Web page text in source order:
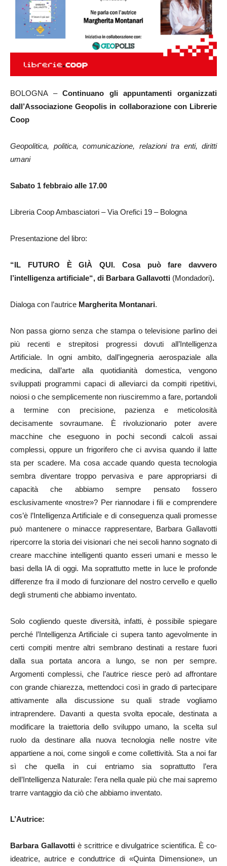
BOLOGNA –Continuano gli appuntamenti organizzati
dall’Associazione Geopolis in collaborazione con Librerie
Coop
Geopolitica, politica, comunicazione, relazioni tra enti, diritti
umani
Sabato 1 febbraio alle 17.00
Libreria Coop Ambasciatori – Via Orefici 19 – Bologna
Presentazione del libro:
“IL FUTURO È GIÀ QUI. Cosa può fare davvero
l’intelligenza artificiale“, di Barbara Gallavotti (Mondadori).
Dialoga con l’autrice Margherita Montanari.
Non passa giorno senza che stampa o televisione parlino dei
più recenti e strepitosi progressi dovuti all’Intelligenza
Artificiale. In ogni ambito, dall’ingegneria aerospaziale alla
medicina, dall’arte alla quotidianità domestica, vengono
sviluppati programmi capaci di alleviarci da compiti ripetitivi,
noiosi o che semplicemente non riusciremmo a fare, portandoli
a termine con precisione, pazienza e meticolosità
decisamente sovraumane. È rivoluzionario poter avere
macchine che eseguono in pochi secondi calcoli assai
complessi, oppure un frigorifero che ci avvisa quando il latte
sta per scadere. Ma cosa accade quando questa tecnologia
sembra diventare troppo pervasiva e pare appropriarsi di
capacità che abbiamo sempre pensato fossero
esclusivamente «nostre»? Per riannodare i fili e comprendere
cos’è l’Intelligenza Artificiale e di conseguenza quali promesse
può mantenere o minacce rappresentare, Barbara Gallavotti
ripercorre la storia dei visionari che nei secoli hanno sognato di
creare macchine intelligenti quanto esseri umani e messo le
basi della IA di oggi. Ma soprattutto mette in luce le profonde
differenze fra il modo di funzionare del nostro cervello e quello
degli strumenti che abbiamo inventato.
Solo cogliendo queste diversità, infatti, è possibile spiegare
perché l’Intelligenza Artificiale ci supera tanto agevolmente in
certi compiti mentre altri sembrano destinati a restare fuori
dalla sua portata ancora a lungo, se non per sempre.
Argomenti complessi, che l’autrice riesce però ad affrontare
con grande chiarezza, mettendoci così in grado di partecipare
attivamente alla discussione su quali strade vogliamo
intraprendere. Davanti a questa svolta epocale, destinata a
modificare la traiettoria dello sviluppo umano, la scelta sul
ruolo da destinare alla nuova tecnologia nelle nostre vite
appartiene a noi, come singoli e come collettività. Sta a noi far
sì che quella in cui entriamo sia soprattutto l’era
dell’Intelligenza Naturale: l’era nella quale più che mai sapremo
trarre vantaggio da ciò che abbiamo inventato.
L’Autrice:
Barbara Gallavottiè scrittrice e divulgatrice scientifica. È co-
ideatrice, autrice e conduttrice di «Quinta Dimensione», un